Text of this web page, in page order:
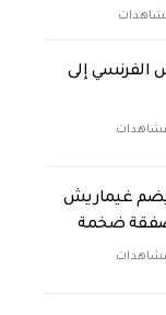
الفرنسي إلى
غيماريش
ضخمة